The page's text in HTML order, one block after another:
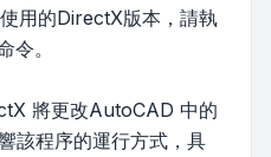
用的DirectX版本，請執
令。
將更改AutoCAD 中的
該程序的運行方式，具